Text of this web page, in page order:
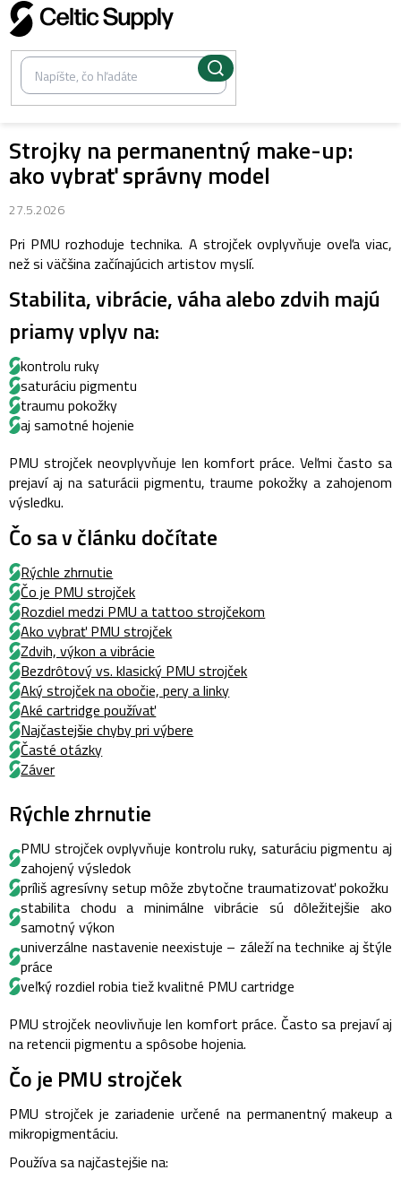
Prejsť
na
obsah
Strojky na permanentný make-up:
ako vybrať správny model
27.5.2026
Pri PMU rozhoduje technika. A strojček ovplyvňuje oveľa viac,
než si väčšina začínajúcich artistov myslí.
Stabilita, vibrácie, váha alebo zdvih majú
priamy vplyv na:
kontrolu ruky
saturáciu pigmentu
traumu pokožky
aj samotné hojenie
PMU strojček neovplyvňuje len komfort práce. Veľmi často sa
prejaví aj na saturácii pigmentu, traume pokožky a zahojenom
výsledku.
Čo sa v článku dočítate
Rýchle zhrnutie
Čo je PMU strojček
Rozdiel medzi PMU a tattoo strojčekom
Ako vybrať PMU strojček
Zdvih, výkon a vibrácie
Bezdrôtový vs. klasický PMU strojček
Aký strojček na obočie, pery a linky
Aké cartridge používať
Najčastejšie chyby pri výbere
Časté otázky
Záver
Rýchle zhrnutie
PMU strojček ovplyvňuje kontrolu ruky, saturáciu pigmentu aj
zahojený výsledok
príliš agresívny setup môže zbytočne traumatizovať pokožku
stabilita chodu a minimálne vibrácie sú dôležitejšie ako
samotný výkon
univerzálne nastavenie neexistuje – záleží na technike aj štýle
práce
veľký rozdiel robia tiež kvalitné PMU cartridge
PMU strojček neovlivňuje len komfort práce. Často sa prejaví aj
na retencii pigmentu a spôsobe hojenia.
Čo je PMU strojček
PMU strojček je zariadenie určené na permanentný makeup a
mikropigmentáciu.
Používa sa najčastejšie na: